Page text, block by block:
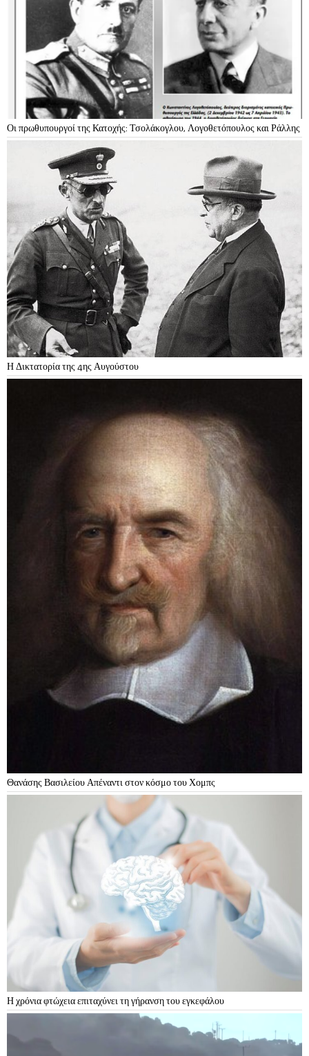
Οι πρωθυπουργοί της Κατοχής: Τσολάκογλου, Λογοθετόπουλος και Ράλλης
Η Δικτατορία της 4ης Αυγούστου
Θανάσης Βασιλείου Απέναντι στον κόσμο του Χομπς
Η χρόνια φτώχεια επιταχύνει τη γήρανση του εγκεφάλου